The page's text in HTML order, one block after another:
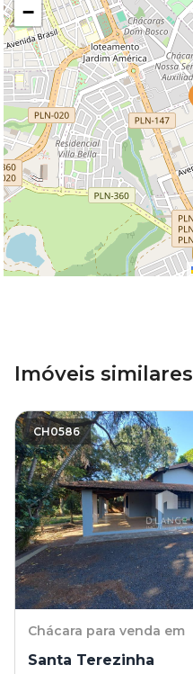
−
Imóveis similares
CH0586
Chácara para venda em
Santa Terezinha